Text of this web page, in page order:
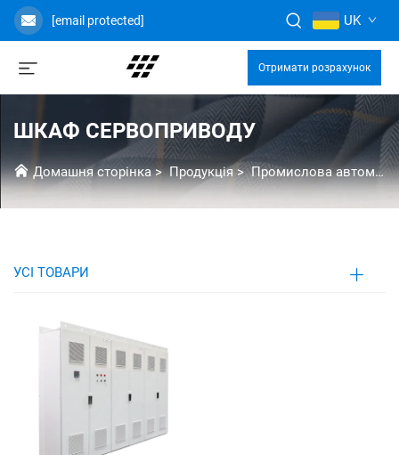
[email protected] UK
Отримати розрахунок
ШКАФ СЕРВОПРИВОДУ
Домашня сторінка>Продукція>Промислова автоматизація
УСІ ТОВАРИ